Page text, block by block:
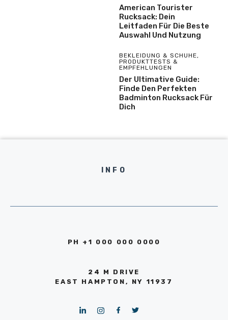
American Tourister
Rucksack: Dein
Leitfaden Für Die Beste
Auswahl Und Nutzung
BEKLEIDUNG & SCHUHE,
PRODUKTTESTS &
EMPFEHLUNGEN
Der Ultimative Guide:
Finde Den Perfekten
Badminton Rucksack Für
Dich
INFO
PH +1 000 000 0000
24 M DRIVE
EAST HAMPTON, NY 11937